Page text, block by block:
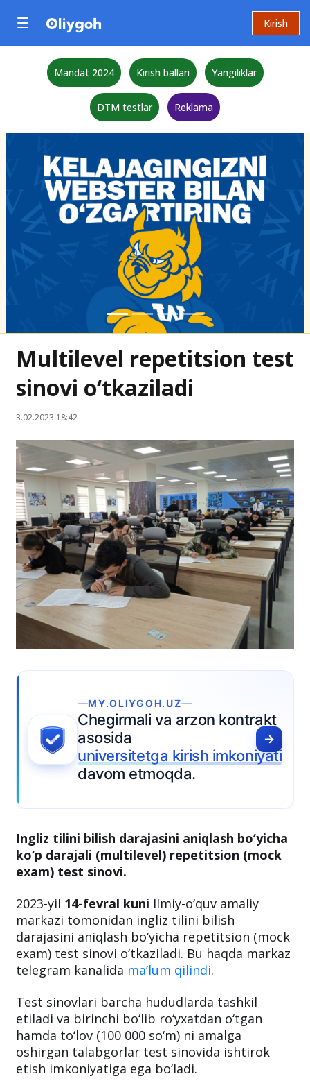
Kirish
Mandat 2024 Kirish ballari Yangiliklar
DTM testlar Reklama
Multilevel repetitsion test
sinovi o‘tkaziladi
3.02.2023 18:42
va arzon kontrakt
kirish imkoniyati
etmoqda.
ko‘p darajali (multilevel) repetitsion (mock
exam) test sinovi.
2023-yil14-fevral kuniIlmiy-o‘quv amaliy
markazi tomonidan ingliz tilini bilish
exam) test sinovi o‘tkaziladi. Bu haqda markaz
telegram kanalidama’lum qilindi.
Test sinovlari barcha hududlarda tashkil
etiladi va birinchi bo‘lib ro‘yxatdan o‘tgan